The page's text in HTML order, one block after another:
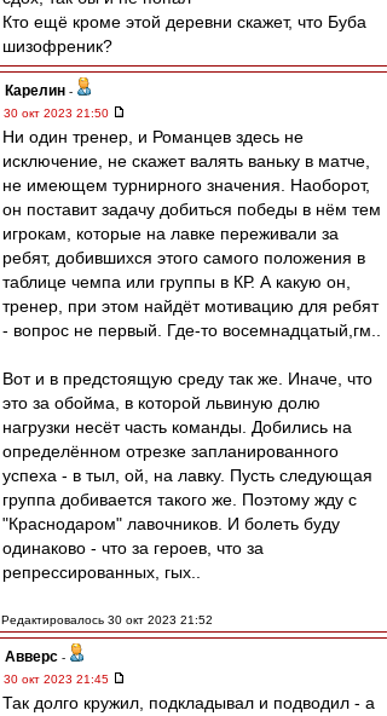
Кто ещё кроме этой деревни скажет, что Буба
шизофреник?
Карелин -
30 окт 2023 21:50
Ни один тренер, и Романцев здесь не
исключение, не скажет валять ваньку в матче,
не имеющем турнирного значения. Наоборот,
он поставит задачу добиться победы в нём тем
игрокам, которые на лавке переживали за
ребят, добившихся этого самого положения в
таблице чемпа или группы в КР. А какую он,
тренер, при этом найдёт мотивацию для ребят
- вопрос не первый. Где-то восемнадцатый,гм..
Вот и в предстоящую среду так же. Иначе, что
это за обойма, в которой львиную долю
нагрузки несёт часть команды. Добились на
определённом отрезке запланированного
успеха - в тыл, ой, на лавку. Пусть следующая
группа добивается такого же. Поэтому жду с
"Краснодаром" лавочников. И болеть буду
одинаково - что за героев, что за
репрессированных, гых..
Редактировалось 30 окт 2023 21:52
Авверс -
30 окт 2023 21:45
Так долго кружил, подкладывал и подводил - а